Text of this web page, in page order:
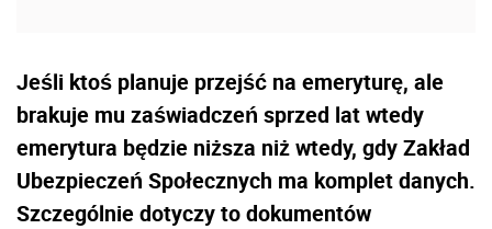
Jeśli ktoś planuje przejść na emeryturę, ale
brakuje mu zaświadczeń sprzed lat wtedy
emerytura będzie niższa niż wtedy, gdy Zakład
Ubezpieczeń Społecznych ma komplet danych.
Szczególnie dotyczy to dokumentów